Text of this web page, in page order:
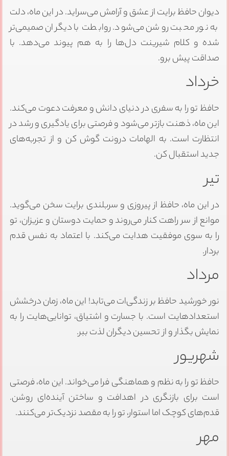
دیوان حافظ برایت از عشق و آرامش می‌سراید. در این ماه، دلت
به نور محبت روشن می‌شود. روابطت با دیگران صمیمی‌تر
شده و کلام شیرینت دل‌ها را به هم پیوند می‌دهد. با
صداقت پیش برو.
خرداد
حافظ تو را به سفری در دنیای دانش و معرفت دعوت می‌کند.
این ماه، ذهنت بازتر می‌شود و فرصتی برای یادگیری و رشد در
انتظارت است. به الهامات درونت گوش کن و از تجربه‌های
جدید استقبال کن.
تیر
در این ماه، حافظ از پیروزی و سربلندی برایت سخن می‌گوید.
موانع از سر راهت کنار می‌روند و حمایت دوستان و عزیزان، تو
را به سوی موفقیت هدایت می‌کند. با اعتماد به نفس قدم
بردار.
مرداد
نور خورشید حافظ بر زندگی‌ات می‌تابد! این ماه، زمان درخشش
استعدادهایت است. با جسارت و اشتیاق، توانایی‌هایت را به
نمایش بگذار و از تحسین دیگران لذت ببر.
شهریور
حافظ تو را به نظم و هماهنگی فرا می‌خواند. این ماه، فرصتی
است برای بازنگری در اهدافت و ساختن آینده‌ای روشن.
قدم‌های کوچک اما استوار، تو را به مقصد نزدیک‌تر می‌کنند.
مهر